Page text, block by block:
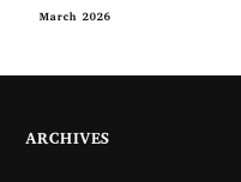
March 2026
ARCHIVES